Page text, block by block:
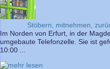
Stöbern, mitnehmen,
Im Norden von Erfurt, in der
umgebaute Telefonzelle. Sie ist
10:00 ...